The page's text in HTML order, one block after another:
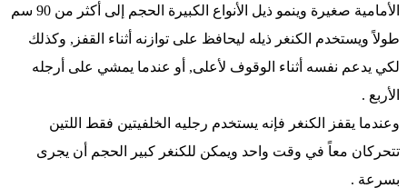
الأمامية صغيرة وينمو ذيل الأنواع الكبيرة الحجم إلى أكثر من 90 سم
طولاً ويستخدم الكنغر ذيله ليحافظ على توازنه أثناء القفز, وكذلك
لكي يدعم نفسه أثناء الوقوف لأعلى, أو عندما يمشي على أرجله
الأربع .
وعندما يقفز الكنغر فإنه يستخدم رجليه الخلفيتين فقط اللتين
تتحركان معاً في وقت واحد ويمكن للكنغر كبير الحجم أن يجرى
بسرعة .